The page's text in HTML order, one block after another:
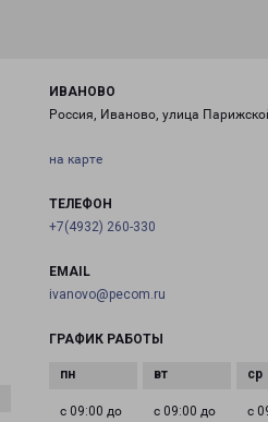
ИВАНОВО
Россия, Иваново, улица
на карте
ТЕЛЕФОН
+7(4932) 260-330
EMAIL
ivanovo@pecom.ru
ГРАФИК РАБОТЫ
с 09:00 до
с 09:00 до
с